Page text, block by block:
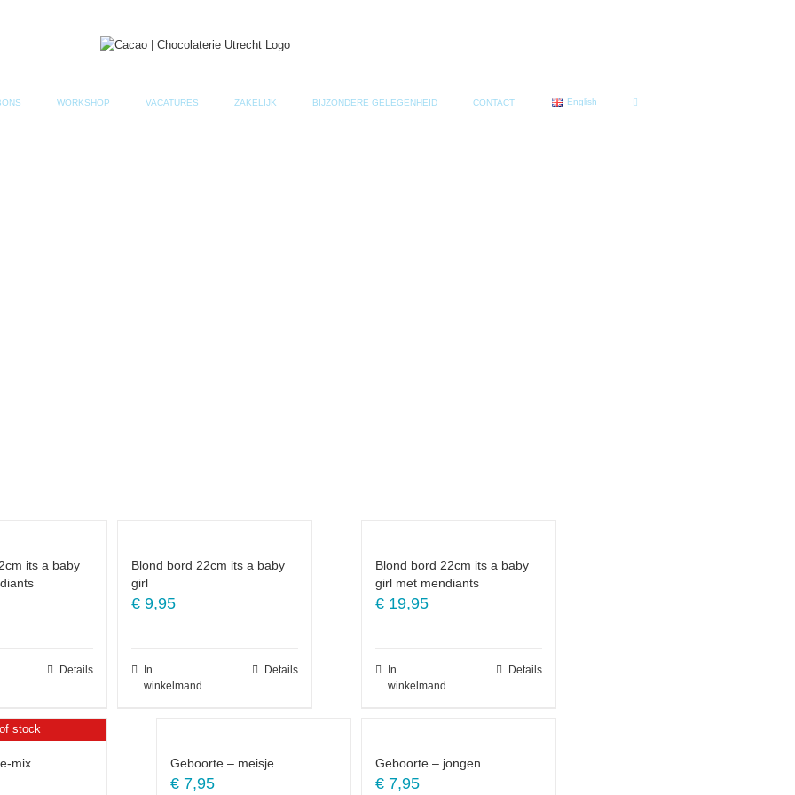
WORKSHOP VACATURES ZAKELIJK BIJZONDERE GELEGENHEID CONTACT English
its a baby
Details
Blond bord 22cm its a baby
girl
€9,95
In
winkelmand
Details
Blond bord 22cm its a baby
girl met mendiants
€19,95
In
winkelmand
Details
stock
mix Geboorte – meisje
€7,95
Geboorte – jongen
€7,95